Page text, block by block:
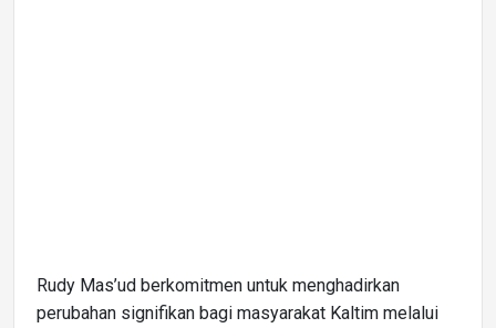
Rudy Mas’ud berkomitmen untuk menghadirkan
perubahan signifikan bagi masyarakat Kaltim melalui